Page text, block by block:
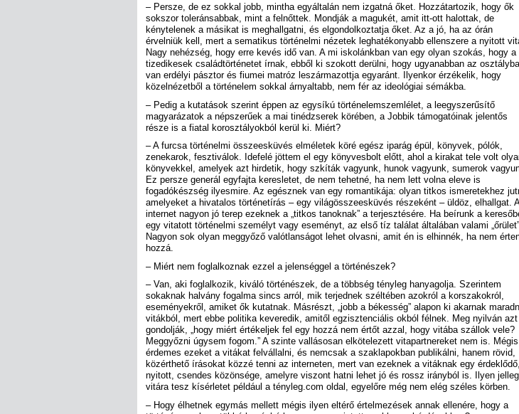
– Persze, de ez sokkal jobb, mintha egyáltalán nem izgatná őket. Hozzátartozik, hogy ők
sokszor toleránsabbak, mint a felnőttek. Mondják a magukét, amit itt-ott halottak, de
kénytelenek a másikat is meghallgatni, és elgondolkoztatja őket. Az a jó, ha az órán
érvelniük kell, mert a sematikus történelmi nézetek leghatékonyabb ellenszere a nyitott
Nagy nehézség, hogy erre kevés idő van. A mi iskolánkban van egy olyan szokás, hogy a
tizedikesek családtörténetet írnak, ebből ki szokott derülni, hogy ugyanabban az
van erdélyi pásztor és fiumei matróz leszármazottja egyaránt. Ilyenkor érzékelik, hogy
közelnézetből a történelem sokkal árnyaltabb, nem fér az ideológiai sémákba.
– Pedig a kutatások szerint éppen az egysíkú történelemszemlélet, a leegyszerűsítő
magyarázatok a népszerűek a mai tinédzserek körében, a Jobbik támogatóinak jelentős
része is a fiatal korosztályokból kerül ki. Miért?
– A furcsa történelmi összeesküvés elméletek köré egész iparág épül, könyvek, pólók,
zenekarok, fesztiválok. Idefelé jöttem el egy könyvesbolt előtt, ahol a kirakat tele volt
könyvekkel, amelyek azt hirdetik, hogy szkíták vagyunk, hunok vagyunk, sumerok
Ez persze generál egyfajta keresletet, de nem tehetné, ha nem lett volna eleve is
fogadókészség ilyesmire. Az egésznek van egy romantikája: olyan titkos ismeretekhez
amelyeket a hivatalos történetírás – egy világösszeesküvés részeként – üldöz, elhallgat.
internet nagyon jó terep ezeknek a „titkos tanoknak” a terjesztésére. Ha beírunk a
egy vitatott történelmi személyt vagy eseményt, az első tíz találat általában valami
Nagyon sok olyan meggyőző valótlanságot lehet olvasni, amit én is elhinnék, ha nem
hozzá.
– Miért nem foglalkoznak ezzel a jelenséggel a történészek?
– Van, aki foglalkozik, kiváló történészek, de a többség tényleg hanyagolja. Szerintem
sokaknak halvány fogalma sincs arról, mik terjednek széltében azokról a korszakokról,
eseményekről, amiket ők kutatnak. Másrészt, „jobb a békesség” alapon ki akarnak
vitákból, mert ebbe politika keveredik, amitől egzisztenciális okból félnek. Meg nyilván
gondolják, „hogy miért értékeljek fel egy hozzá nem értőt azzal, hogy vitába szállok vele?
Meggyőzni úgysem fogom.” A szinte vallásosan elkötelezett vitapartnereket nem is. Mégis
érdemes ezeket a vitákat felvállalni, és nemcsak a szaklapokban publikálni, hanem rövid,
közérthető írásokat közzé tenni az interneten, mert van ezeknek a vitáknak egy érdeklődő,
nyitott, csendes közönsége, amelyre viszont hatni lehet jó és rossz irányból is. Ilyen
vitára tesz kísérletet például a tényleg.com oldal, egyelőre még nem elég széles körben.
– Hogy élhetnek egymás mellett mégis ilyen eltérő értelmezések annak ellenére, hogy a